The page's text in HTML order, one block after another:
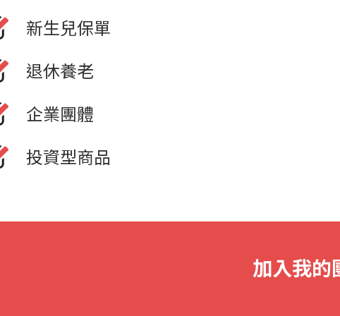
新生兒保單
退休養老
企業團體
投資型商品
加入我的